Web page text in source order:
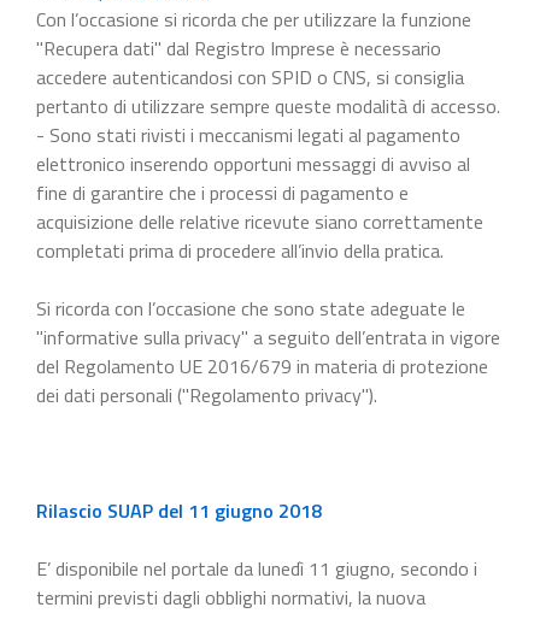
Con l’occasione si ricorda che per utilizzare la funzione
"Recupera dati" dal Registro Imprese è necessario
accedere autenticandosi con SPID o CNS, si consiglia
pertanto di utilizzare sempre queste modalità di accesso.
- Sono stati rivisti i meccanismi legati al pagamento
elettronico inserendo opportuni messaggi di avviso al
fine di garantire che i processi di pagamento e
acquisizione delle relative ricevute siano correttamente
completati prima di procedere all’invio della pratica.
Si ricorda con l’occasione che sono state adeguate le
"informative sulla privacy" a seguito dell’entrata in vigore
del Regolamento UE 2016/679 in materia di protezione
dei dati personali ("Regolamento privacy").
Rilascio SUAP del 11 giugno 2018
E’ disponibile nel portale da lunedì 11 giugno, secondo i
termini previsti dagli obblighi normativi, la nuova